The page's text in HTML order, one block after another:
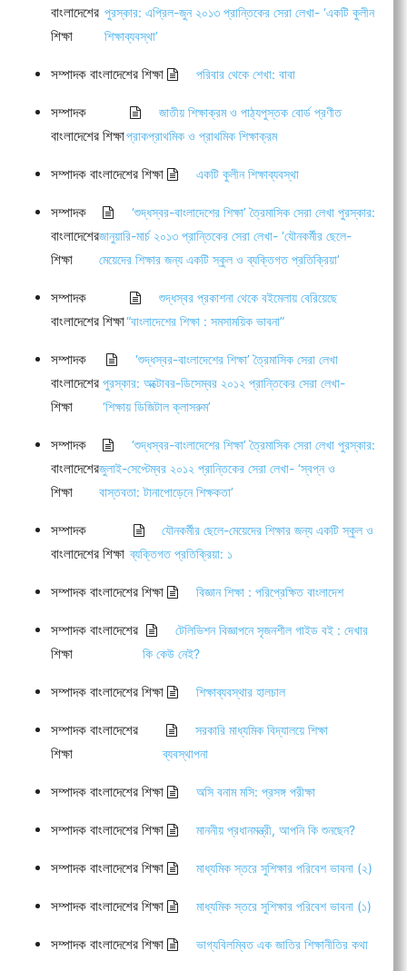
বাংলাদেশের
শিক্ষা
পুরস্কার: এপ্রিল-জুন ২০১৩ প্রান্তিকের সেরা লেখা- ‘একটি কুলীন
শিক্ষাব্যবস্থা’
সম্পাদক বাংলাদেশের শিক্ষা পরিবার থেকে শেখা: বাবা
সম্পাদক
বাংলাদেশের শিক্ষা
জাতীয় শিক্ষাক্রম ও পাঠ্যপুস্তক বোর্ড প্রণীত
প্রাকপ্রাথমিক ও প্রাথমিক শিক্ষাক্রম
সম্পাদক বাংলাদেশের শিক্ষা একটি কুলীন শিক্ষাব্যবস্থা
সম্পাদক
বাংলাদেশের
শিক্ষা
‘শুদ্ধস্বর-বাংলাদেশের শিক্ষা’ ত্রৈমাসিক সেরা লেখা পুরস্কার:
জানুয়ারি-মার্চ ২০১৩ প্রান্তিকের সেরা লেখা- ‘যৌনকর্মীর ছেলে-
মেয়েদের শিক্ষার জন্য একটি স্কুল ও ব্যক্তিগত প্রতিক্রিয়া’
সম্পাদক
বাংলাদেশের শিক্ষা
শুদ্ধস্বর প্রকাশনা থেকে বইমেলায় বেরিয়েছে
“বাংলাদেশের শিক্ষা : সমসাময়িক ভাবনা”
সম্পাদক
বাংলাদেশের
শিক্ষা
‘শুদ্ধস্বর-বাংলাদেশের শিক্ষা’ ত্রৈমাসিক সেরা লেখা
পুরস্কার: অক্টোবর-ডিসেম্বর ২০১২ প্রান্তিকের সেরা লেখা-
‘শিক্ষায় ডিজিটাল ক্লাসরুম’
সম্পাদক
বাংলাদেশের
শিক্ষা
‘শুদ্ধস্বর-বাংলাদেশের শিক্ষা’ ত্রৈমাসিক সেরা লেখা পুরস্কার:
জুলাই-সেপ্টেম্বর ২০১২ প্রান্তিকের সেরা লেখা- ‘স্বপ্ন ও
বাস্তবতা: টানাপোড়েনে শিক্ষকতা’
সম্পাদক
বাংলাদেশের শিক্ষা
যৌনকর্মীর ছেলে-মেয়েদের শিক্ষার জন্য একটি স্কুল ও
ব্যক্তিগত প্রতিক্রিয়া: ১
সম্পাদক বাংলাদেশের শিক্ষা বিজ্ঞান শিক্ষা : পরিপ্রেক্ষিত বাংলাদেশ
সম্পাদক বাংলাদেশের
শিক্ষা
টেলিভিশন বিজ্ঞাপনে সৃজনশীল গাইড বই : দেখার
কি কেউ নেই?
সম্পাদক বাংলাদেশের শিক্ষা শিক্ষাব্যবস্থার হালচাল
সম্পাদক বাংলাদেশের
শিক্ষা
সরকারি মাধ্যমিক বিদ্যালয়ে শিক্ষা
ব্যবস্থাপনা
সম্পাদক বাংলাদেশের শিক্ষা অসি বনাম মসি: প্রসঙ্গ পরীক্ষা
সম্পাদক বাংলাদেশের শিক্ষা মাননীয় প্রধানমন্ত্রী, আপনি কি শুনছেন?
সম্পাদক বাংলাদেশের শিক্ষা মাধ্যমিক স্তরে সুশিক্ষার পরিবেশ ভাবনা (২)
সম্পাদক বাংলাদেশের শিক্ষা মাধ্যমিক স্তরে সুশিক্ষার পরিবেশ ভাবনা (১)
সম্পাদক বাংলাদেশের শিক্ষা ভাগ্যবিলম্বিত এক জাতির শিক্ষানীতির কথা